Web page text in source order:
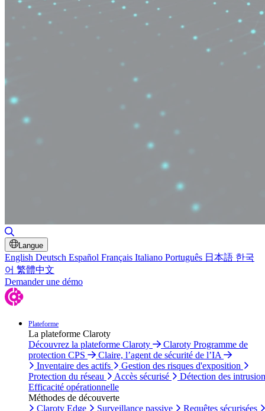
Langue
English Deutsch Español Français Italiano Português 日本語 한국
어 繁體中文
Demander une démo
Plateforme
La plateforme Claroty
Découvrez la plateforme Claroty
Claroty Programme de
protection CPS
Claire, l’agent de sécurité de l’IA
Inventaire des actifs
Gestion des risques d'exposition
Protection du réseau
Accès sécurisé
Détection des
Efficacité opérationnelle
Méthodes de découverte
Claroty Edge
Surveillance passive
Requêtes sécurisées